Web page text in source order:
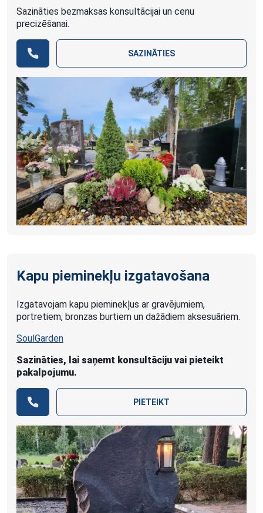
Sazināties bezmaksas konsultācijai un cenu
precizēšanai.
SAZINĀTIES
Kapu pieminekļu izgatavošana
Izgatavojam kapu pieminekļus ar gravējumiem,
portretiem, bronzas burtiem un dažādiem aksesuāriem.
SoulGarden
Sazināties, lai saņemt konsultāciju vai pieteikt
pakalpojumu.
PIETEIKT